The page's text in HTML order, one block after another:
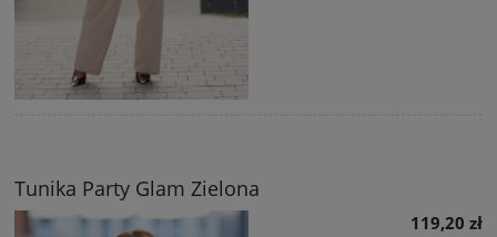
Tunika Party Glam Zielona
119,20 zł